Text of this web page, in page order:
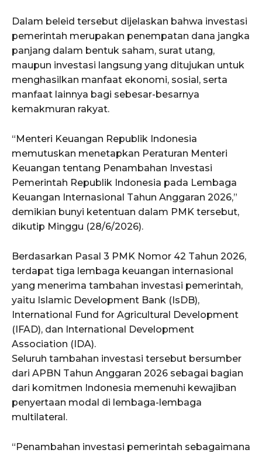
Dalam beleid tersebut dijelaskan bahwa investasi
pemerintah merupakan penempatan dana jangka
panjang dalam bentuk saham, surat utang,
maupun investasi langsung yang ditujukan untuk
menghasilkan manfaat ekonomi, sosial, serta
manfaat lainnya bagi sebesar-besarnya
kemakmuran rakyat.
“Menteri Keuangan Republik Indonesia
memutuskan menetapkan Peraturan Menteri
Keuangan tentang Penambahan Investasi
Pemerintah Republik Indonesia pada Lembaga
Keuangan Internasional Tahun Anggaran 2026,”
demikian bunyi ketentuan dalam PMK tersebut,
dikutip Minggu (28/6/2026).
Berdasarkan Pasal 3 PMK Nomor 42 Tahun 2026,
terdapat tiga lembaga keuangan internasional
yang menerima tambahan investasi pemerintah,
yaitu Islamic Development Bank (IsDB),
International Fund for Agricultural Development
(IFAD), dan International Development
Association (IDA).
Seluruh tambahan investasi tersebut bersumber
dari APBN Tahun Anggaran 2026 sebagai bagian
dari komitmen Indonesia memenuhi kewajiban
penyertaan modal di lembaga-lembaga
multilateral.
“Penambahan investasi pemerintah sebagaimana